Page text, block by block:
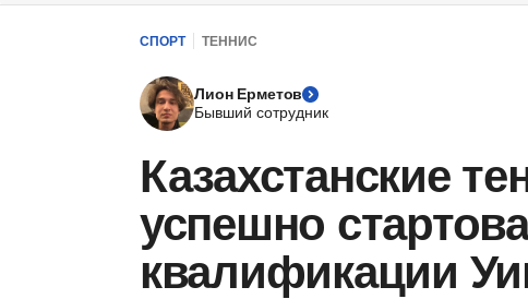
СПОРТ ТЕННИС
Лион Ерметов
Бывший сотрудник
Казахстанские
успешно
квалификации